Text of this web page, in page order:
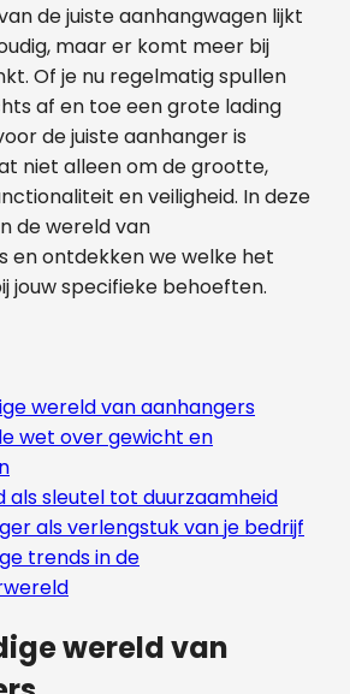
de juiste aanhangwagen lijkt
maar er komt meer bij
Of je nu regelmatig spullen
af en toe een grote lading
de juiste aanhanger is
niet alleen om de grootte,
en veiligheid. In deze
de wereld van
en ontdekken we welke het
jouw specifieke behoeften.
wereld van aanhangers
wet over gewicht en
als sleutel tot duurzaamheid
als verlengstuk van je bedrijf
trends in de
wereld van